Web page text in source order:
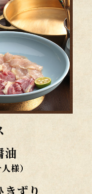
油
様）